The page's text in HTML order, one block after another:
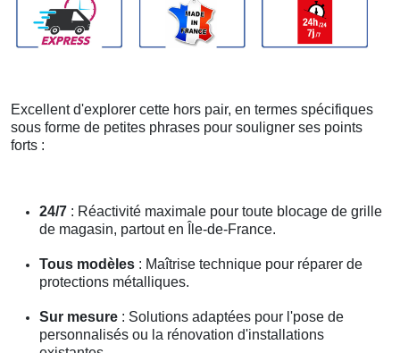
Excellent d'explorer cette hors pair, en termes spécifiques
sous forme de petites phrases pour souligner ses points
forts :
24/7 : Réactivité maximale pour toute blocage de grille
de magasin, partout en Île-de-France.
Tous modèles : Maîtrise technique pour réparer de
protections métalliques.
Sur mesure : Solutions adaptées pour l'pose de
personnalisés ou la rénovation d'installations